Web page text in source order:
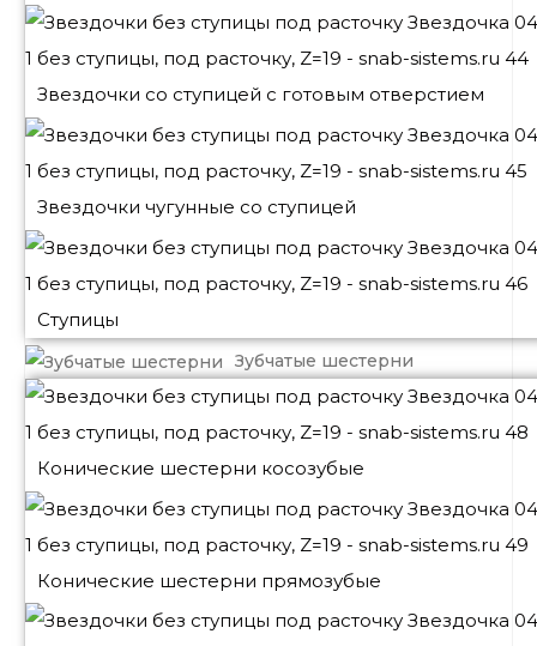
Звездочки со ступицей с готовым отверстием
Звездочки чугунные со ступицей
Ступицы
Зубчатые шестерни
Конические шестерни косозубые
Конические шестерни прямозубые